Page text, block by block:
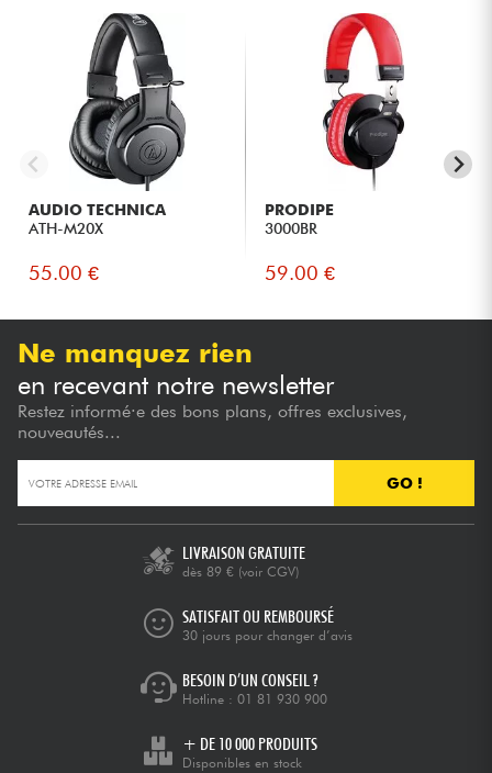
AUDIO TECHNICA
ATH-M20X
55.00 €
PRODIPE
3000BR
59.00 €
Ne manquez rien
en recevant notre newsletter
Restez informé·e des bons plans, offres exclusives,
nouveautés...
GO !
LIVRAISON GRATUITE
dès 89 € (voir CGV)
SATISFAIT OU REMBOURSÉ
30 jours pour changer d’avis
BESOIN D’UN CONSEIL ?
Hotline : 01 81 930 900
+ DE 10 000 PRODUITS
Disponibles en stock